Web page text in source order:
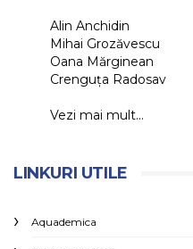
Alin Anchidin
Mihai Grozăvescu
Oana Mărginean
Crenguța Radosav
Vezi mai mult...
LINKURI UTILE
Aquademica